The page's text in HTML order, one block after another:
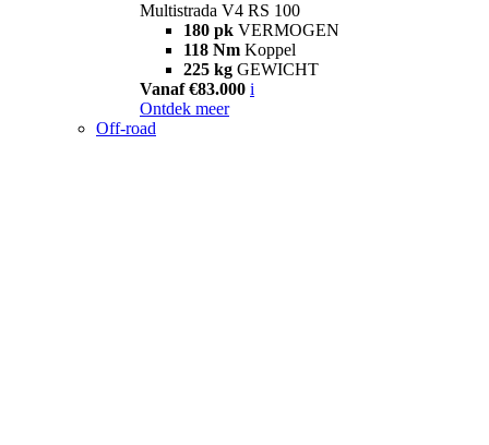
Multistrada V4 RS 100
180 pk VERMOGEN
118 Nm Koppel
225 kg GEWICHT
Vanaf €83.000 i
Ontdek meer
Off-road